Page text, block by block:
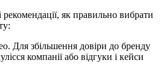
як правильно вибрати
Для збільшення довіри до бренду
компанії або відгуки і кейси